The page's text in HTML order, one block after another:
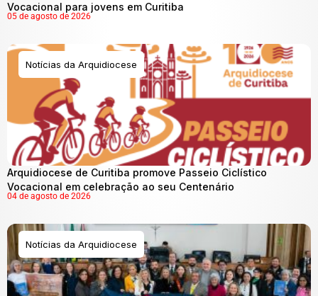
Vocacional para jovens em Curitiba
05 de agosto de 2026
Notícias da Arquidiocese
Arquidiocese de Curitiba promove Passeio Ciclístico
Vocacional em celebração ao seu Centenário
04 de agosto de 2026
Notícias da Arquidiocese